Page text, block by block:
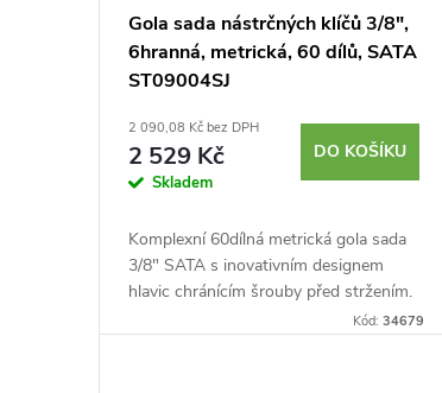
Gola sada nástrčných klíčů 3/8",
6hranná, metrická, 60 dílů, SATA
ST09004SJ
2 090,08 Kč bez DPH
2 529 Kč
Skladem
DO KOŠÍKU
Komplexní 60dílná metrická gola sada
3/8" SATA s inovativním designem
hlavic chránícím šrouby před stržením.
Kód:34679